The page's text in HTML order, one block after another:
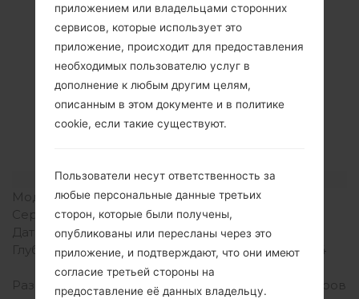
Спецификация
LGMT310(LGMT310)
akaLG Helix
Модель и ее характеристики
Модель
LGMT310
Серия
LG Helix
Дата выпуска
2010
Глубина
18.8 миллиметров (0.74
дюйма)
Размеры (ширина /
93.47 x 48.51 миллиметров
приложением или владельцами сторонних
сервисов, которые использует это
приложение, происходит для предоставления
необходимых пользователю услуг в
дополнение к любым другим целям,
описанным в этом документе и в политике
cookie, если такие существуют.
Пользователи несут ответственность за
любые персональные данные третьих
сторон, которые были получены,
опубликованы или пересланы через это
приложение, и подтверждают, что они имеют
согласие третьей стороны на
предоставление её данных владельцу.